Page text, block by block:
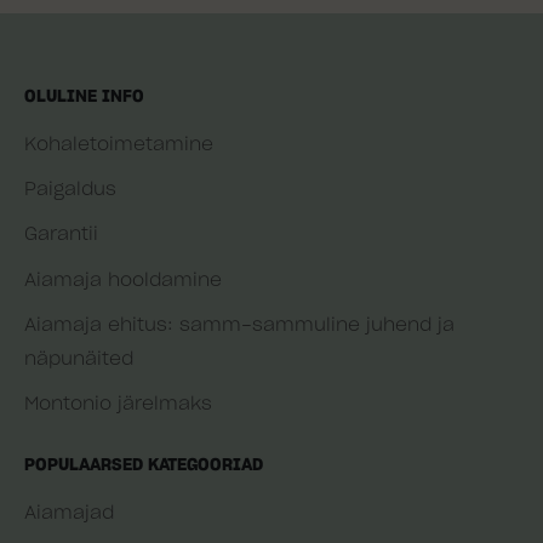
OLULINE INFO
Kohaletoimetamine
Paigaldus
Garantii
Aiamaja hooldamine
Aiamaja ehitus: samm-sammuline juhend ja
näpunäited
Montonio järelmaks
POPULAARSED KATEGOORIAD
Aiamajad